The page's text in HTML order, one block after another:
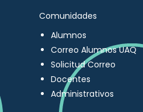
Comunidades
Alumnos
Correo Alumnos UAQ
Solicitud Correo
Docentes
Administrativos